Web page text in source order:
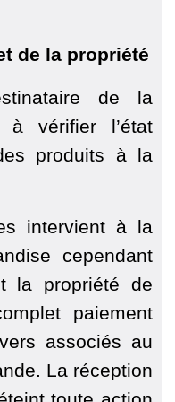
de la propriété
de la
à vérifier l’état
produits à la
intervient à la
cependant
la propriété de
paiement
associés au
La réception